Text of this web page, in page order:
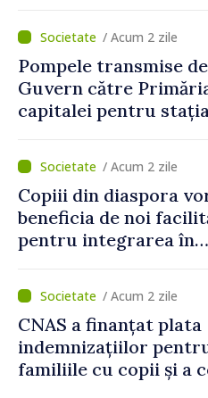
electronice. Cetățenii,
invitați să se înscrie la
eveniment
/ Acum 2 zile
Pompele transmise de
Guvern către
capitalei pentru
lui Vodă au fost
puse în funcțiune
/ Acum 2 zile
Copiii din diaspora
beneficia de noi
pentru integrarea în
Republica Moldova
/ Acum 2 zile
CNAS a finanțat plata
indemnizațiilor
familiile cu copii și a